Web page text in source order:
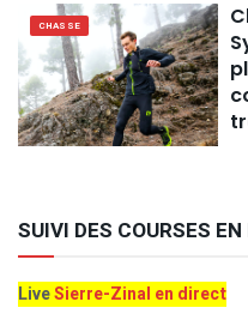
CHASSE
SUIVI DES COURSES
LiveSierre-Zinal en direct